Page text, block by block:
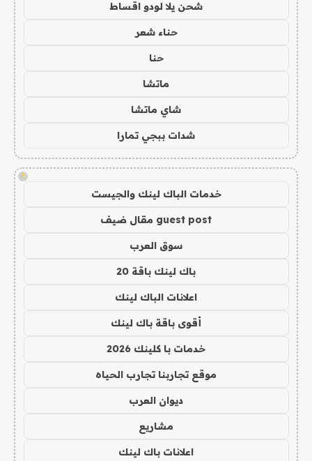
شحن يلا لودو اقساط
حناء شعر
حنا
ماتشا
شاي ماتشا
شدات ببجي تمارا
!
خدمات الباك لينك والجيست
guest post مقال ضيف
سوق العرب
باك لينك باقة 20
اعلانات الباك لينك
أقوى باقة باك لينك
خدمات با كلينك 2026
موقع تجاربنا تجارب الحياه
ديوان العرب
مشاريع
اعلانات باك لينك